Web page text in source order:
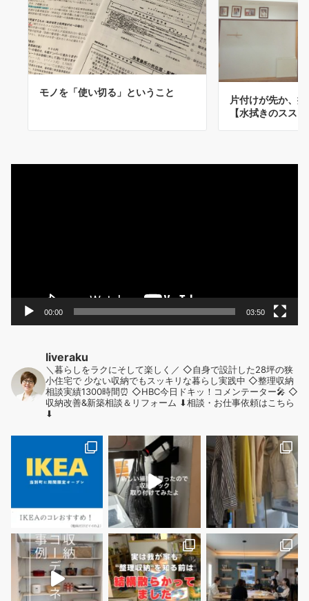
モノを「使い切る」ということ
片付けが先か
【水拭きのスス
00:00 03:50
liveraku
＼暮らしをラクにそして楽しく／ ◇自身で設計した28坪の狭
小住宅で 少ない収納でもスッキリな暮らし実践中 ◇整理収納
相談実績1300時間⏰ ◇HBC今日ドキッ！コメンテーター🎤 ◇
収納改善&新築相談＆リフォーム ⬇︎相談・お仕事依頼はこちら
⬇︎